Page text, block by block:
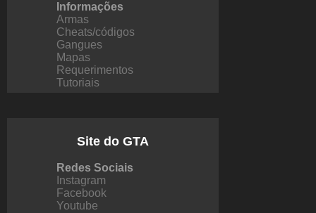
Informações
Armas
Cheats/códigos
Gangues
Mapas
Requerimentos
Tutoriais
Site do GTA
Redes Sociais
Instagram
Facebook
Youtube